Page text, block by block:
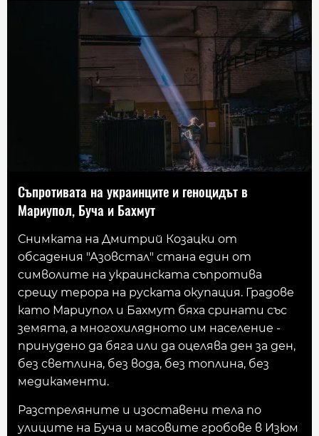
Съпротивата на украинците и геноцидът в
Мариупол, Буча и Бахмут
Снимката на Дмитрий Козацки от
обсадения "Азовстал" стана един от
символите на украинската съпротива
срещу терора на руската окупация. Градове
като Мариупол и Бахмут бяха сринати със
земята, а многохилядното им население -
принудено да бяга или да оцелява ден за ден,
без светлина, без вода, без топлина, без
медикаменти.
Разстреляните и изоставени тела по
улиците на Буча и масовите гробове в Изюм